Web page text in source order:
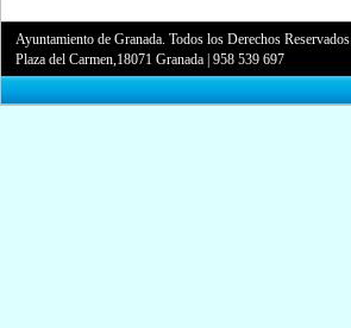
Ayuntamiento de Granada. Todos los Derechos Reservados.
Plaza del Carmen,18071 Granada |958 539 697